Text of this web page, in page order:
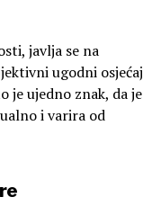
javlja se na
ugodni osjećaj
je ujedno znak, da je
i varira od